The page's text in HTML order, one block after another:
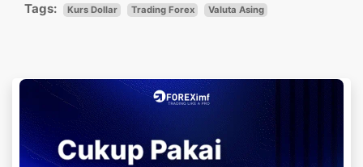
Tags: Kurs Dollar Trading Forex Valuta Asing